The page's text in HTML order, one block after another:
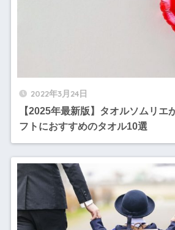
2022年3月24日
【2025年最新版】タオルソムリエ
フトにおすすめのタオル10選